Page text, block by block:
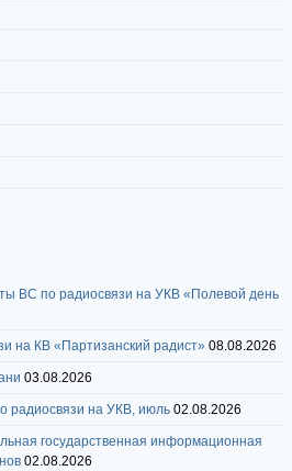
ВС по радиосвязи на УКВ «Полевой день
на КВ «Партизанский радист» 08.08.2026
03.08.2026
радиосвязи на УКВ, июль 02.08.2026
государственная информационная
02.08.2026